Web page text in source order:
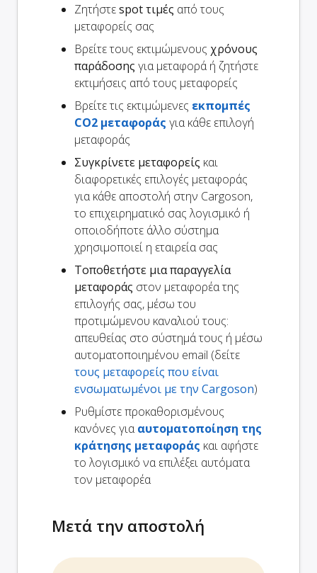
Ζητήστεspot τιμές από τους
μεταφορείς σας
Βρείτε τους εκτιμώμενους χρόνους
παράδοσης για μεταφορά ή ζητήστε
εκτιμήσεις από τους μεταφορείς
Βρείτε τις εκτιμώμενες εκπομπές
CO2 μεταφοράς για κάθε επιλογή
μεταφοράς
Συγκρίνετε μεταφορείς και
διαφορετικές επιλογές μεταφοράς
για κάθε αποστολή στην Cargoson,
το επιχειρηματικό σας λογισμικό ή
οποιοδήποτε άλλο σύστημα
χρησιμοποιεί η εταιρεία σας
Τοποθετήστε μια παραγγελία
μεταφοράς στον μεταφορέα της
επιλογής σας, μέσω του
προτιμώμενου καναλιού τους:
απευθείας στο σύστημά τους ή μέσω
αυτοματοποιημένου email (δείτε
τους μεταφορείς που είναι
ενσωματωμένοι με την Cargoson)
Ρυθμίστε προκαθορισμένους
κανόνες γιααυτοματοποίηση της
κράτησης μεταφοράς και αφήστε
το λογισμικό να επιλέξει αυτόματα
τον μεταφορέα
Μετά την αποστολή